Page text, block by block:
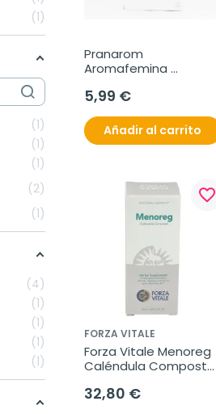
1
1
1
1
2
1
4
1
1
1
1
Pranarom
Aromafemina
30 cápsulas
5,99 €
Añadir al carrito
favorite_border
FORZA VITALE
Forza Vitale Menoreg
Caléndula Composta
32,80 €